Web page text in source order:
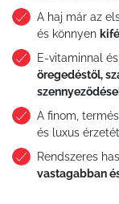
A haj már az
és könnyen
E-vitaminnal
öregedéstől,
A finom,
és luxus
Rendszeres
vastagabban